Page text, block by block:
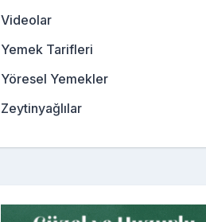
Videolar
Yemek Tarifleri
Yöresel Yemekler
Zeytinyağlılar